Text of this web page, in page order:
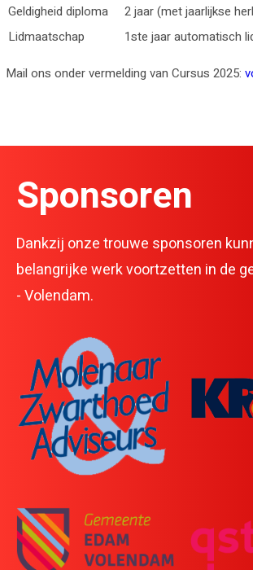
Geldigheid diploma
2 jaar (met jaarlijkse
Lidmaatschap
1ste jaar automatisch
Mail ons onder vermelding van Cursus 2025:
Sponsoren
Dankzij onze trouwe sponsoren
belangrijke werk voortzetten in de
- Volendam.